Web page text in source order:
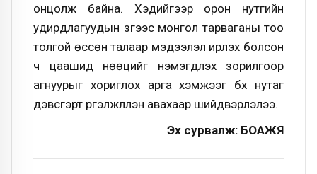
онцолж байна. Хэдийгээр орон нутгийн
удирдлагуудын зүгээс монгол тарваганы тоо
толгой өссөн талаар мэдээлэл ирүүлэх болсон
ч цаашид нөөцийг нэмэгдүүлэх зорилгоор
агнуурыг хориглох арга хэмжээг бүх нутаг
дэвсгэрт үргэлжлүүлэн авахаар шийдвэрлэлээ.
Эх сурвалж: БОАЖЯ